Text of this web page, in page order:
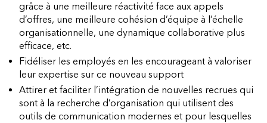
grâce à une meilleure réactivité face aux appels
d’offres, une meilleure cohésion d’équipe à l’échelle
organisationnelle, une dynamique collaborative plus
efficace, etc.
Fidéliser les employés en les encourageant à valoriser
leur expertise sur ce nouveau support
Attirer et faciliter l’intégration de nouvelles recrues qui
sont à la recherche d’organisation qui utilisent des
outils de communication modernes et pour lesquelles